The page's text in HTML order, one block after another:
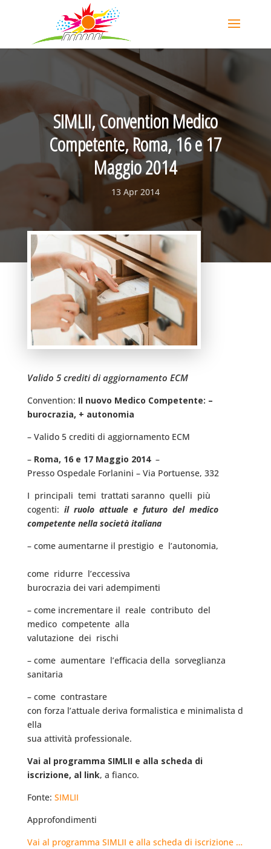
SIMLII, Convention Medico
Competente, Roma, 16 e 17
Maggio 2014
13 Apr 2014
Valido 5 crediti di aggiornamento ECM
Convention: Il nuovo Medico Competente: –
burocrazia, + autonomia
– Valido 5 crediti di aggiornamento ECM
– Roma, 16 e 17 Maggio 2014 –
Presso Ospedale Forlanini – Via Portuense, 332
I principali temi trattati saranno quelli più
cogenti: il ruolo attuale e futuro del medico
competente nella società italiana
– come aumentarne il prestigio e l’autonomia,
come ridurre l’eccessiva
burocrazia dei vari adempimenti
– come incrementare il reale contributo del
medico competente alla
valutazione dei rischi
– come aumentare l’efficacia della sorveglianza
sanitaria
– come contrastare
con forza l’attuale deriva formalistica e minimalista d
ella
sua attività professionale.
Vai al programma SIMLII e alla scheda di
iscrizione, al link, a fianco.
Fonte: SIMLII
Approfondimenti
Vai al programma SIMLII e alla scheda di iscrizione …